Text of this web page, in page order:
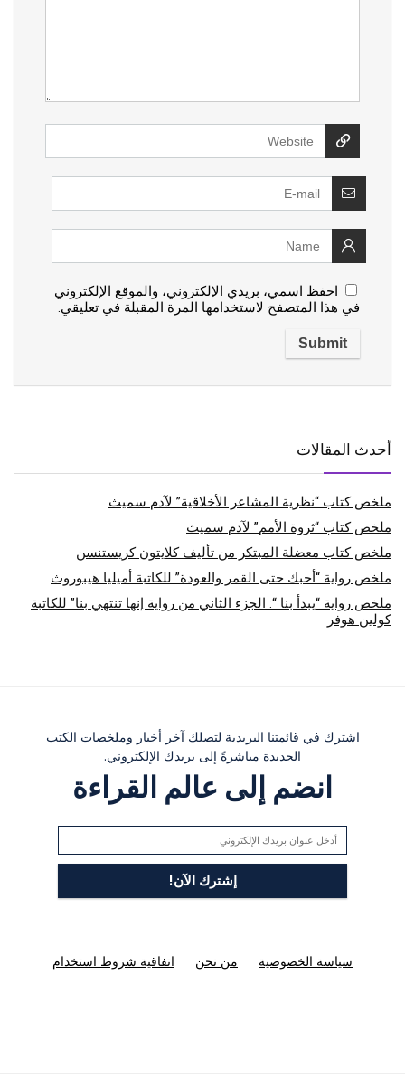
احفظ اسمي، بريدي الإلكتروني، والموقع الإلكتروني
في هذا المتصفح لاستخدامها المرة المقبلة في تعليقي.
أحدث المقالات
ملخص كتاب “نظرية المشاعر الأخلاقية” لآدم سميث
ملخص كتاب “ثروة الأمم” لآدم سميث
ملخص كتاب معضلة المبتكر من تأليف كلايتون كريستنسن
ملخص رواية “أحبك حتى القمر والعودة” للكاتبة أميليا هيبوروث
ملخص رواية “يبدأ بنا “: الجزء الثاني من رواية إنها تنتهي بنا” للكاتبة
كولين هوفر
اشترك في قائمتنا البريدية لتصلك آخر أخبار وملخصات الكتب
الجديدة مباشرةً إلى بريدك الإلكتروني.
انضم إلى عالم القراءة
سياسة الخصوصية من نحن اتفاقية شروط استخدام